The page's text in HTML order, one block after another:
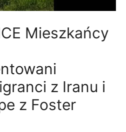
Mieszkańcy
z Iranu i
z Foster